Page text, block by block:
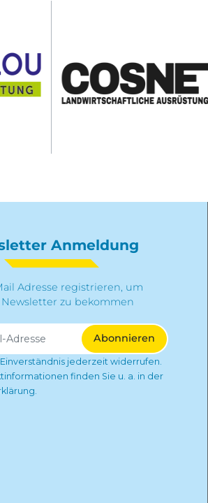
Anmeldung
Adresse registrieren, um
zu bekommen
jederzeit widerrufen.
finden Sie u. a. in der